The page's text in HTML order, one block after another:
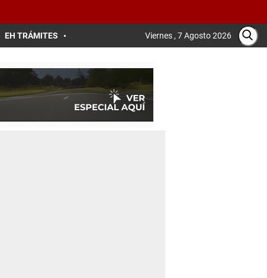
EH TRÁMITES Viernes , 7 Agosto 2026